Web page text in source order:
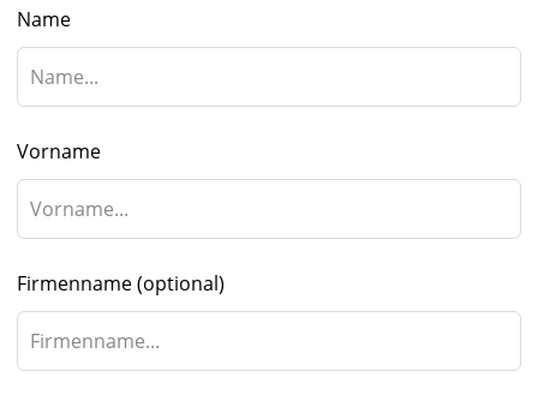
Name
Vorname
Firmenname(optional)